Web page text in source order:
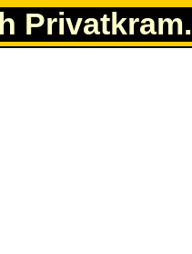
Privatkram.